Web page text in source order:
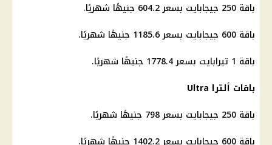
باقة 250 جيجابايت بسعر 604.2 جنيهًا شهريًا.
باقة 600 جيجابايت بسعر 1185.6 جنيهًا شهريًا.
باقة 1 تيرابايت بسعر 1778.4 جنيهًا شهريًا.
باقات ألترا Ultra
باقة 250 جيجابايت بسعر 798 جنيهًا شهريًا.
باقة 600 جيجابايت بسعر 1402.2 جنيهًا شهريًا.